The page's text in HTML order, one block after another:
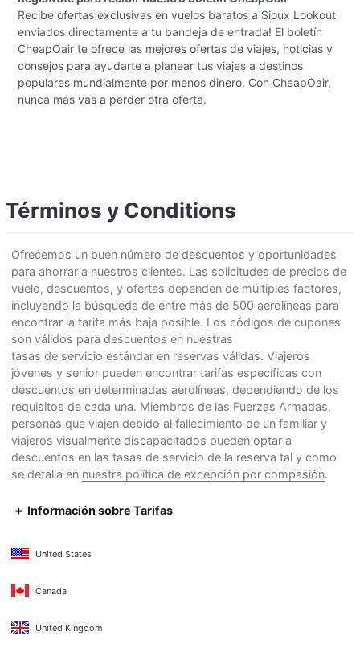
Recibe ofertas exclusivas en vuelos baratos a Sioux Lookout
enviados directamente a tu bandeja de entrada! El boletín
CheapOair te ofrece las mejores ofertas de viajes, noticias y
consejos para ayudarte a planear tus viajes a destinos
populares mundialmente por menos dinero. Con CheapOair,
nunca más vas a perder otra oferta.
Términos y Conditions
Ofrecemos un buen número de descuentos y oportunidades
para ahorrar a nuestros clientes. Las solicitudes de precios de
vuelo, descuentos, y ofertas dependen de múltiples factores,
incluyendo la búsqueda de entre más de 500 aerolíneas para
encontrar la tarifa más baja posible. Los códigos de cupones
son válidos para descuentos en nuestras
tasas de servicio estándar en reservas válidas. Viajeros
jóvenes y senior pueden encontrar tarifas específicas con
descuentos en determinadas aerolíneas, dependiendo de los
requisitos de cada una. Miembros de las Fuerzas Armadas,
personas que viajen debido al fallecimiento de un familiar y
viajeros visualmente discapacitados pueden optar a
descuentos en las tasas de servicio de la reserva tal y como
se detalla en nuestra política de excepción por compasión.
Información sobre Tarifas
United States
Canada
United Kingdom